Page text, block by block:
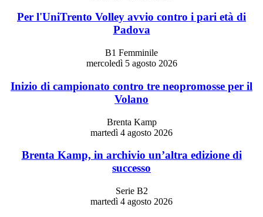
Per l'UniTrento Volley avvio contro i pari età di
Padova
B1 Femminile
mercoledì 5 agosto 2026
Inizio di campionato contro tre neopromosse per il
Volano
Brenta Kamp
martedì 4 agosto 2026
Brenta Kamp, in archivio un’altra edizione di
successo
Serie B2
martedì 4 agosto 2026